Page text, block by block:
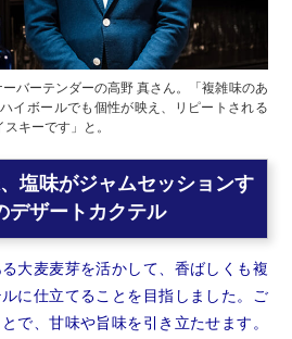
ーバーテンダーの高野 真さん。「複雑味のあ
イボールでも個性が映え、リピートされる
キーです」と。
塩味がジャムセッションす
デザートカクテル
る大麦麦芽を活かして、香ばしくも複
に仕立てることを目指しました。ご
で、甘味や旨味を引き立たせます。